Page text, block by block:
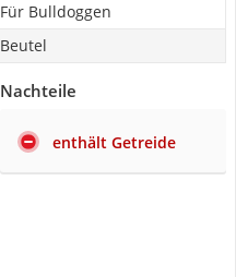
Für Bulldoggen
Beutel
Nachteile
enthält Getreide